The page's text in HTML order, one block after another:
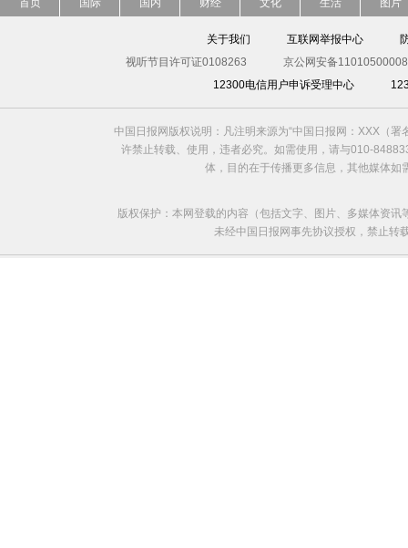
首页 国际 国内 财经 文化 生活 图片
关于我们 互联网举报中心
视听节目许可证0108263
京公网安备
12300电信用户申诉受理中心
中国日报网版权说明：凡注明来源为“中国日报网：XXX（
许禁止转载、使用，违者必究。如需使用，请与010-
体，目的在于传播更多信息，其他媒体
版权保护：本网登载的内容（包括文字、图片、多媒体资
未经中国日报网事先协议授权，禁止转